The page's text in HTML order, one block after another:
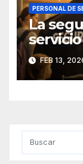
PERSONAL DE
La
FEB 13,